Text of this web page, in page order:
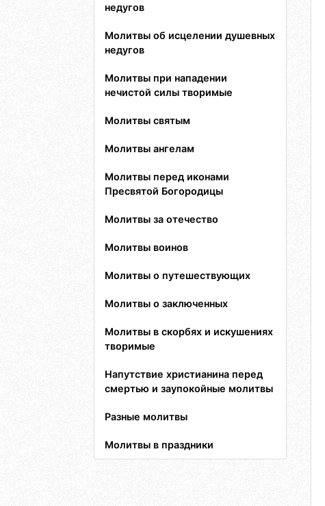
недугов
Молитвы об исцелении душевных
недугов
Молитвы при нападении
нечистой силы творимые
Молитвы святым
Молитвы ангелам
Молитвы перед иконами
Пресвятой Богородицы
Молитвы за отечество
Молитвы воинов
Молитвы о путешествующих
Молитвы о заключенных
Молитвы в скорбях и искушениях
творимые
Напутствие христианина перед
смертью и заупокойные молитвы
Разные молитвы
Молитвы в праздники